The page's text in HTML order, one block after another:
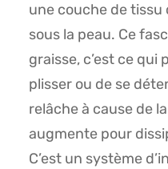
une couche de
sous la peau. Ce
graisse, c’est ce qui
plisser ou de se
relâche à cause de
augmente pour
C’est un système